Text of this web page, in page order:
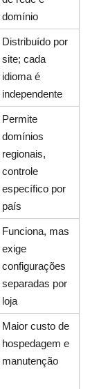
domínio
Distribuído por
site; cada
idioma é
independente
Permite
domínios
regionais,
controle
específico por
país
Funciona, mas
exige
configurações
separadas por
loja
Maior custo de
hospedagem e
manutenção